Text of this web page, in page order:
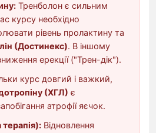
Тренболон є сильним
курсу необхідно
рівень пролактину та
(Достинекс). В іншому
ерекції ("Трен-дік").
курс довгий і важкий,
(ХГЛ) є
атрофії яєчок.
Відновлення